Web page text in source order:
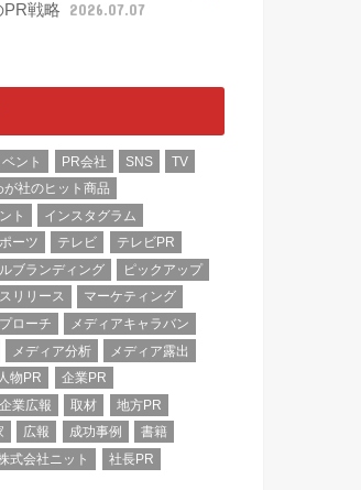
PR戦略
2026.07.07
ント PR会社 SNS
TV
が社のヒット商品
ト
インスタグラム
ーツ テレビ
テレビPR
ブランディング
ピックアップ
リリース
マーケティング
ローチ
メディアキャラバン
メディア分析
メディア露出
人物PR
企業PR
企業広報 取材
地方PR
広報 成功事例
書籍
式会社ニット 社長PR